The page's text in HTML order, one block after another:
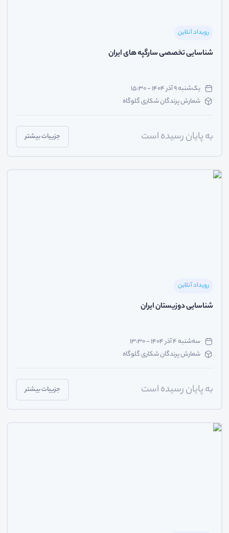
رویداد آنلاین
شناسایی تخصصی سارگپه های ایران
یک‌شنبه ۹ آذر ۱۴۰۴ - ۱۵:۳۰
شمارش پرندگان شکاری گلوگاه
به پایان رسیده است جزییات بیشتر
رویداد آنلاین
شناسایی دوزیستان ایران
سه‌شنبه ۴ آذر ۱۴۰۴ - ۱۳:۳۰
شمارش پرندگان شکاری گلوگاه
به پایان رسیده است جزییات بیشتر